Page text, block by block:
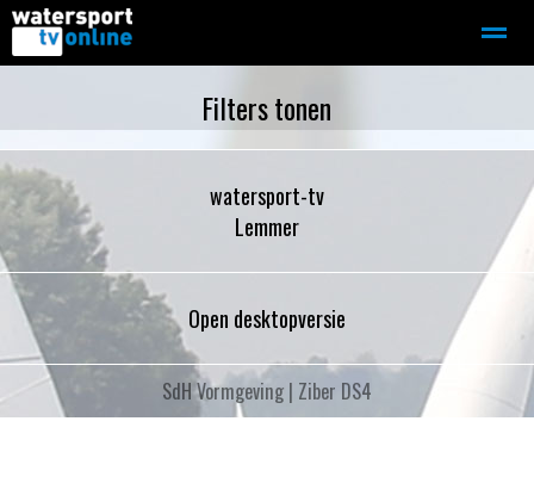
Motorboot-sloep Adverteren
Home Bellen
Filters tonen
watersport-tv
Lemmer
Open desktopversie
SdH Vormgeving | Ziber DS4